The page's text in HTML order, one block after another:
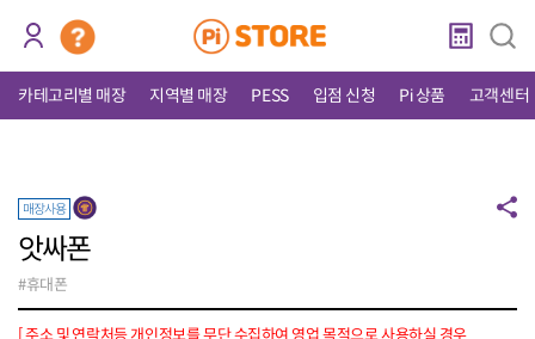
카테고리별 매장 지역별 매장 PESS 입점 신청 Pi 상품 고객센터
매장사용
앗싸폰
#휴대폰
[ 주소 및 연락처등 개인정보를 무단 수집하여 영업 목적으로 사용하실 경우